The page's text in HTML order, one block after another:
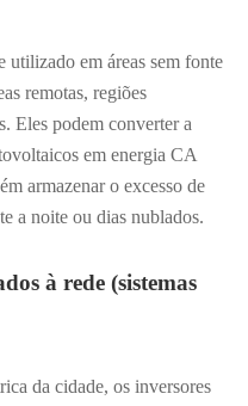
utilizado em áreas sem fonte
remotas, regiões
Eles podem converter a
em energia CA
armazenar o excesso de
a noite ou dias nublados.
à rede (sistemas
da cidade, os inversores